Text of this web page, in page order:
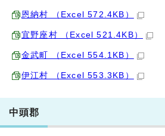
恩納村 （Excel 572.4KB）
宜野座村 （Excel 521.4KB）
金武町 （Excel 554.1KB）
伊江村 （Excel 553.3KB）
中頭郡